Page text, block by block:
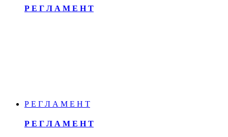
Р Е Г Л А М Е Н Т
Р Е Г Л А М Е Н Т
Р Е Г Л А М Е Н Т